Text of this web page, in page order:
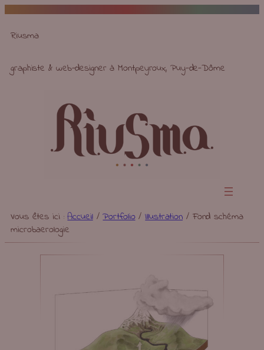
Aller
contenu
Riusma
graphiste & web-designer à Montpeyroux, Puy-de-Dôme
Vous êtes ici :Accueil/Portfolio/Illustration / Fond schéma
microbaerologie